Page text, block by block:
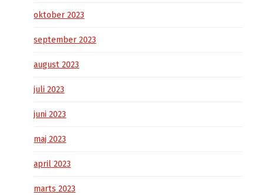
oktober 2023
september 2023
august 2023
juli 2023
juni 2023
maj 2023
april 2023
marts 2023